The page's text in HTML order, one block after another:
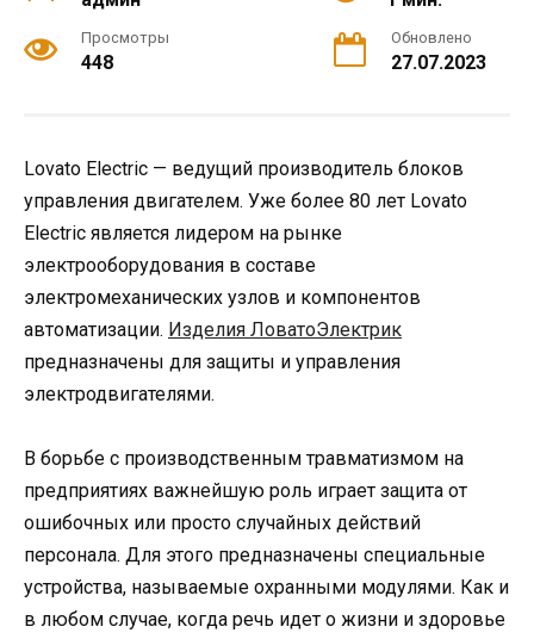
Просмотры
448
Обновлено
27.07.2023
Lovato Electric — ведущий производитель блоков
управления двигателем. Уже более 80 лет Lovato
Electric является лидером на рынке
электрооборудования в составе
электромеханических узлов и компонентов
автоматизации. Изделия ЛоватоЭлектрик
предназначены для защиты и управления
электродвигателями.
В борьбе с производственным травматизмом на
предприятиях важнейшую роль играет защита от
ошибочных или просто случайных действий
персонала. Для этого предназначены специальные
устройства, называемые охранными модулями. Как и
в любом случае, когда речь идет о жизни и здоровье